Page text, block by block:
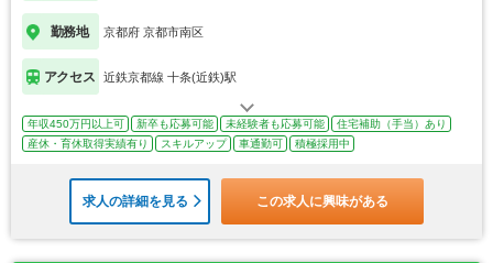
勤務地 京都府 京都市南区
アクセス 近鉄京都線 十条(近鉄)駅
年収450万円以上可 新卒も応募可能 未経験者も応募可能
住宅補助（手当）あり
産休・育休取得実績有り
スキルアップ 車通勤可 積極採用中
求人の詳細を見る この求人に興味がある